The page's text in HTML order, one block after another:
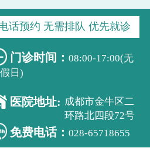
话预约 无需排队 优先就诊
门诊时间：08:00-17:00(无
日)
医院地址: 成都市金牛区二
环路北四段72号
免费电话：028-65718655